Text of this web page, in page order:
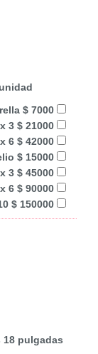
$ 7000
3 $ 21000
6 $ 42000
$ 15000
3 $ 45000
6 $ 90000
$ 150000
18 pulgadas